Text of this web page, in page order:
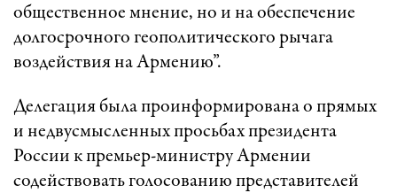
общественное мнение, но и на обеспечение
долгосрочного геополитического рычага
воздействия на Армению”.
Делегация была проинформирована о прямых
и недвусмысленных просьбах президента
России к премьер-министру Армении
содействовать голосованию представителей